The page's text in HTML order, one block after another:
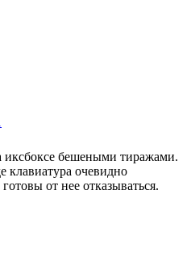
иксбоксе бешеными тиражами.
клавиатура очевидно
от нее отказываться.